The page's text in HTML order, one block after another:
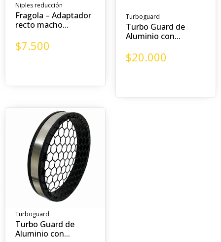
Niples reducción
Fragola – Adaptador
recto macho...
$7.500
Turboguard
Turbo Guard de
Aluminio con...
$20.000
Turboguard
Turbo Guard de
Aluminio con...